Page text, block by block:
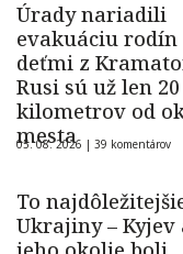
Úrady nariadili
evakuáciu rodín
deťmi z
Rusi sú už len 20
kilometrov od
mesta
05. 08. 2026 | 39 komentárov
To
Ukrajiny – Kyjev